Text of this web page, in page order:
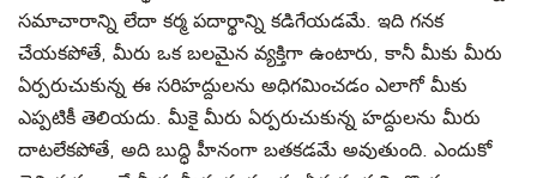
సమాచారాన్ని లేదా కర్మ పదార్థాన్ని కడిగేయడమే. ఇది గనక
చేయకపోతే, మీరు ఒక బలమైన వ్యక్తిగా ఉంటారు, కానీ మీకు మీరు
ఏర్పరుచుకున్న ఈ సరిహద్దులను అధిగమించడం ఎలాగో మీకు
ఎప్పటికీ తెలియదు. మీకై మీరు ఏర్పరుచుకున్న హద్దులను మీరు
దాటలేకపోతే, అది బుద్ధి హీనంగా బతకడమే అవుతుంది. ఎందుకో